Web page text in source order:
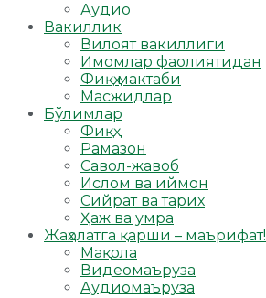
Аудио
Вакиллик
Вилоят вакиллиги
Имомлар фаолиятидан
Фиқҳ мактаби
Масжидлар
Бўлимлар
Фиқҳ
Рамазон
Савол-жавоб
Ислом ва иймон
Сийрат ва тарих
Ҳаж ва умра
Жаҳолатга қарши – маърифат!
Мақола
Видеомаъруза
Аудиомаъруза